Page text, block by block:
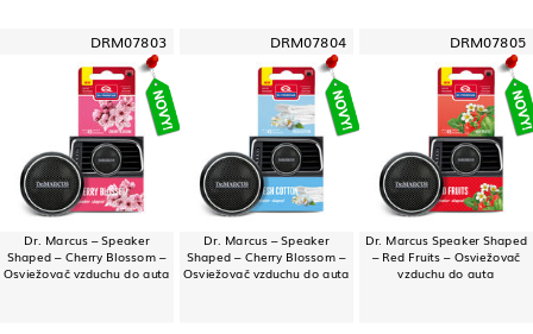
DRM07803
Dr. Marcus – Speaker
Shaped – Cherry Blossom –
Osviežovač vzduchu do auta
DRM07804
Dr. Marcus – Speaker
Shaped – Cherry Blossom –
Osviežovač vzduchu do auta
DRM07805
Dr. Marcus Speaker Shaped
– Red Fruits – Osviežovač
vzduchu do auta